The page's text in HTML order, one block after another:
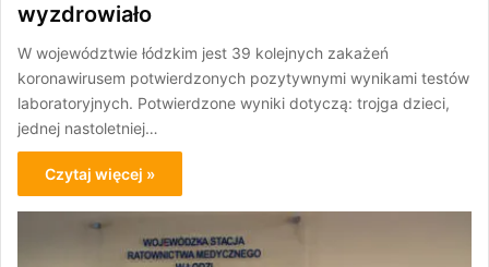
wyzdrowiało
W województwie łódzkim jest 39 kolejnych zakażeń
koronawirusem potwierdzonych pozytywnymi wynikami testów
laboratoryjnych. Potwierdzone wyniki dotyczą: trojga dzieci,
jednej nastoletniej…
Czytaj więcej »